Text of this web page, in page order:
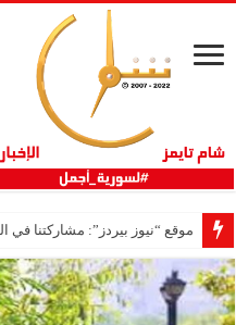
موقع “نيوز بيردز”: مشاركتنا